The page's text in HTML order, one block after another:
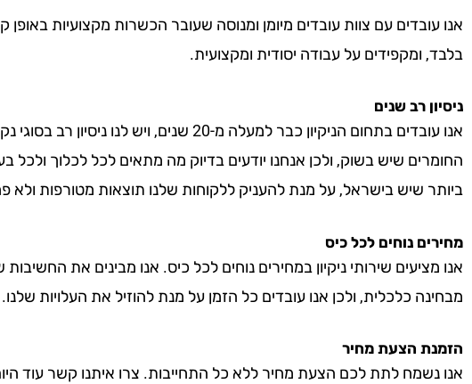
אנו עובדים עם צוות עובדים מיומן ומנוסה שעובר הכשרות מקצועיות
בלבד, ומקפידים על עבודה יסודית ומקצועית.
ניסיון רב שנים
אנו עובדים בתחום הניקיון כבר למעלה מ-20 שנים, ויש
החומרים שיש בשוק, ולכן אנחנו יודעים בדיוק מה מתאים לכל לכלוך ולכל
ביותר שיש בישראל, על מנת להעניק ללקוחות שלנו תוצאות מטורפות ולא
מחירים נוחים לכל כיס
אנו מציעים שירותי ניקיון במחירים נוחים לכל כיס. אנו מבינים את החשיבות
מבחינה כלכלית, ולכן אנו עובדים כל הזמן על מנת להוזיל את העלויות שלנו.
הזמנת הצעת מחיר
אנו נשמח לתת לכם הצעת מחיר ללא כל התחייבות. צרו איתנו קשר עוד היום